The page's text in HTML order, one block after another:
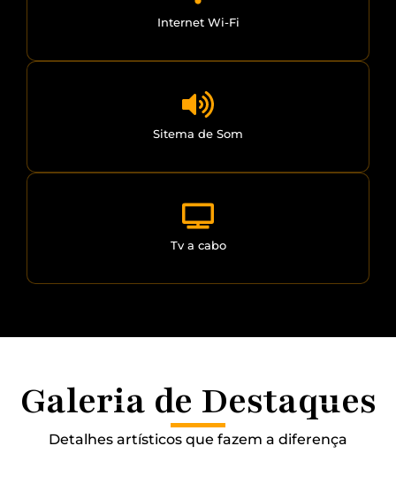
Internet Wi-Fi
Sitema de Som
Tv a cabo
Galeria de Destaques
Detalhes artísticos que fazem a diferença